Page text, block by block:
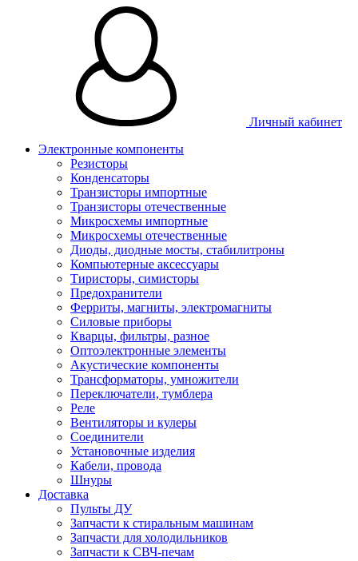
Личный кабинет
Электронные компоненты
Резисторы
Конденсаторы
Транзисторы импортные
Транзисторы отечественные
Микросхемы импортные
Микросхемы отечественные
Диоды, диодные мосты, стабилитроны
Компьютерные аксессуары
Тиристоры, симисторы
Предохранители
Ферриты, магниты, электромагниты
Силовые приборы
Кварцы, фильтры, разное
Оптоэлектронные элементы
Акустические компоненты
Трансформаторы, умножители
Переключатели, тумблера
Реле
Вентиляторы и кулеры
Соединители
Установочные изделия
Кабели, провода
Шнуры
Доставка
Пульты ДУ
Запчасти к стиральным машинам
Запчасти для холодильников
Запчасти к СВЧ-печам